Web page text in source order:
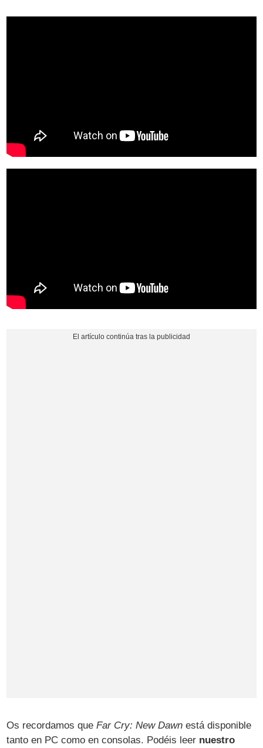
Os recordamos queFar Cry: New Dawn está disponible
tanto en PC como en consolas. Podéis leer nuestro